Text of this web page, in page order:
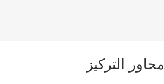
محاور التركيز